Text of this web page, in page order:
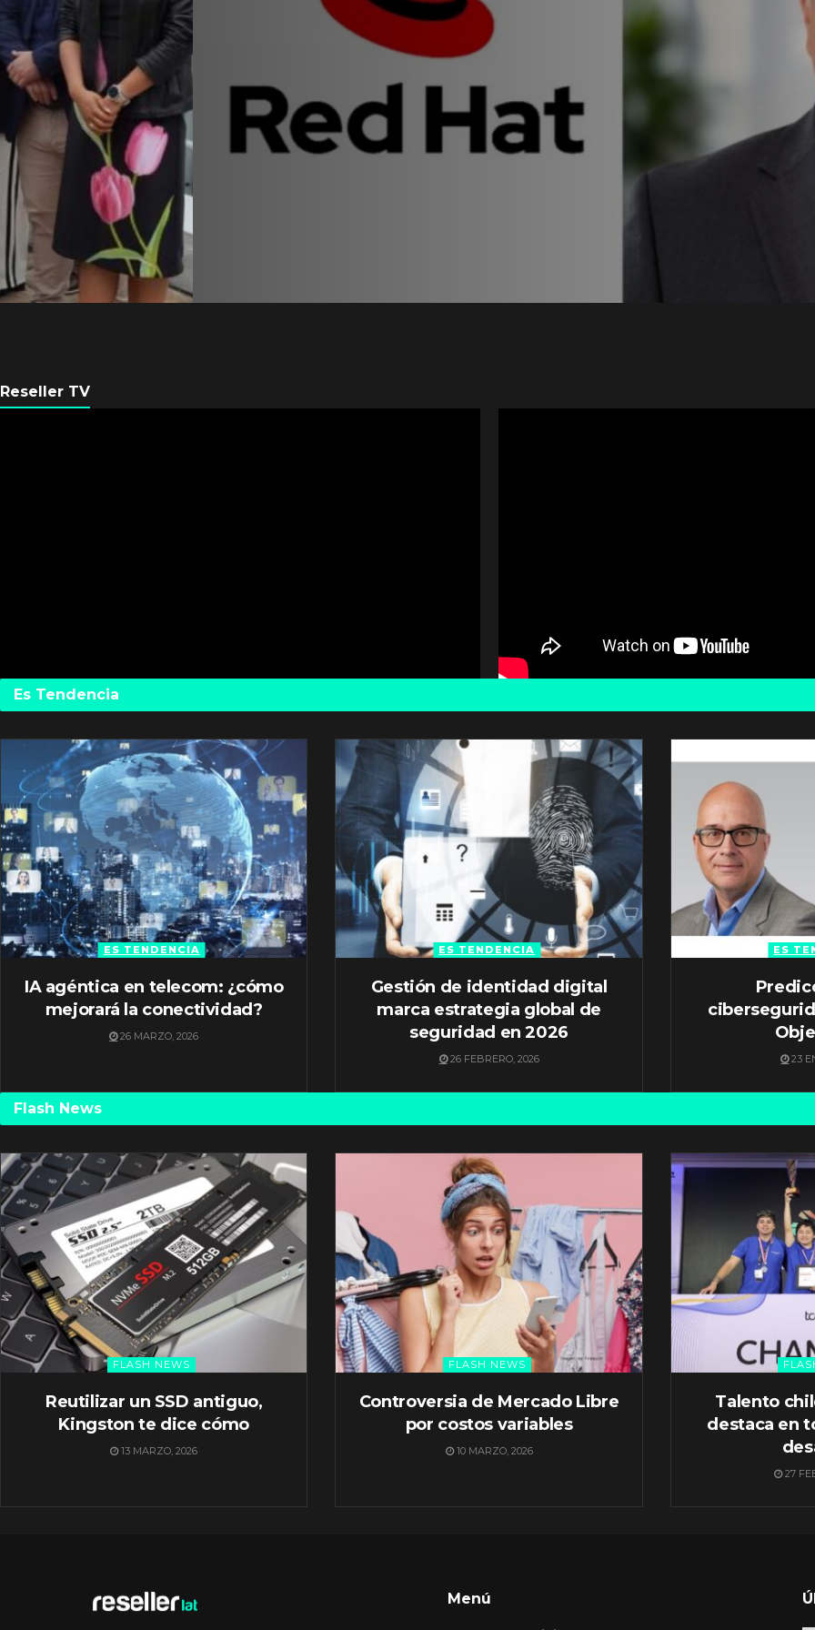
Equipo de Red Hat en
Latam se consolida con
Sinuhé Sánchez
PORREDACCIÓN LATAM 4 AGOSTO, 2026
Reseller TV
Es Tendencia
ES TENDENCIA
IA agéntica en telecom: ¿cómo
mejorará la conectividad?
26 MARZO, 2026
ES TENDENCIA
Gestión de identidad digital
marca estrategia global de
seguridad en 2026
26 FEBRERO, 2026
ES
23
Flash News
FLASH NEWS
Reutilizar un SSD antiguo,
Kingston te dice cómo
13 MARZO, 2026
FLASH NEWS
Controversia de Mercado Libre
por costos variables
10 MARZO, 2026
Talento
destaca en
27
Menú